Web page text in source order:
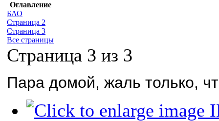
Оглавление
БАО
Страница 2
Страница 3
Все страницы
Страница 3 из 3
Пара домой, жаль только,